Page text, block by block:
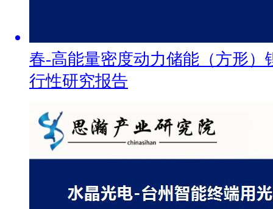
春-高能量密度动力储能（方形）
行性研究报告